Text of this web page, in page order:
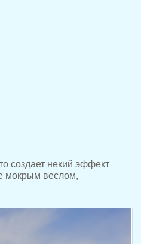
создает некий эффект
мокрым веслом,